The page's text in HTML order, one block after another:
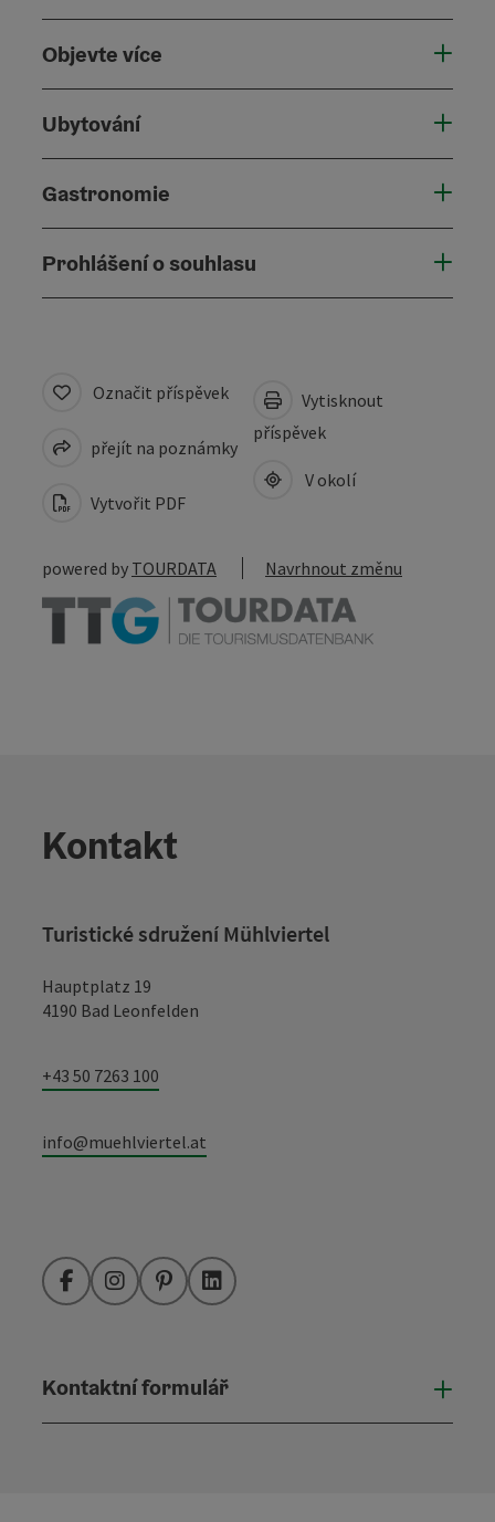
Objevte více
Ubytování
Gastronomie
Prohlášení o souhlasu
Označit příspěvek
přejít na poznámky
Vytvořit PDF
Vytisknout
příspěvek
V okolí
powered by TOURDATA Navrhnout změnu
Kontakt
Turistické sdružení Mühlviertel
Hauptplatz 19
4190 Bad Leonfelden
+43 50 7263 100
info@muehlviertel.at
FacebookInstagramPinterestLinkedIn
Kontaktní formulář